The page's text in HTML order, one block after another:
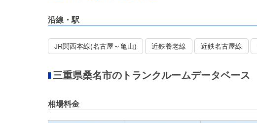
沿線・駅
JR関西本線(名古屋～亀山) 近鉄養老線 近鉄名古屋線
三重県桑名市のトランクルームデータベース
相場料金